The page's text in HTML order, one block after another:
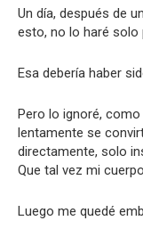
Un día, después de
esto, no lo haré solo
Esa debería haber
Pero lo ignoré,
lentamente se
directamente, solo
Que tal vez mi
Luego me quedé